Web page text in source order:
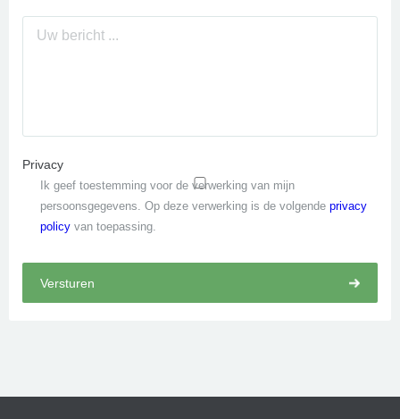
Privacy
Ik geef toestemming voor de verwerking van mijn
persoonsgegevens. Op deze verwerking is de volgende privacy
policy van toepassing.